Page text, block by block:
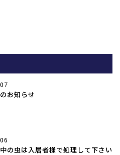
お知らせ
の虫は入居者様で処理して下さい